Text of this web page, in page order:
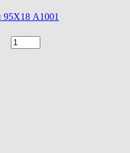
95Х18 A1001